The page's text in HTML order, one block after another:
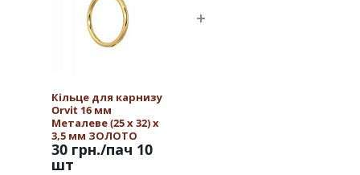
Кільце для карнизу
Orvit 16 мм
Металеве (25 х 32) х
3,5 мм ЗОЛОТО
30 грн./пач 10
шт